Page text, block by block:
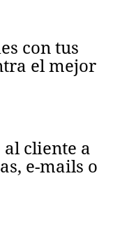
con tus
el mejor
cliente a
e-mails o